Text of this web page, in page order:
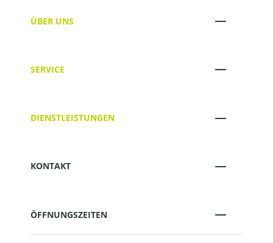
ÜBER UNS
SERVICE
DIENSTLEISTUNGEN
KONTAKT
ÖFFNUNGSZEITEN